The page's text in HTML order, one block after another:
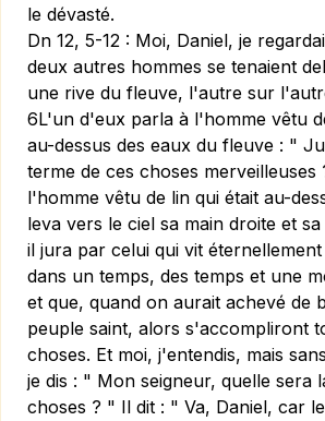
le dévasté.
Dn 12, 5-12 : Moi, Daniel, je
deux autres hommes se tenaient
une rive du fleuve, l'autre sur
6L'un d'eux parla à l'homme vêtu
au-dessus des eaux du fleuve : "
terme de ces choses merveilleuses
l'homme vêtu de lin qui était au-
leva vers le ciel sa main droite et
il jura par celui qui vit
dans un temps, des temps et une
et que, quand on aurait achevé de
peuple saint, alors s'accompliront
choses. Et moi, j'entendis, mais
je dis : " Mon seigneur, quelle sera
choses ? " Il dit : " Va, Daniel, car